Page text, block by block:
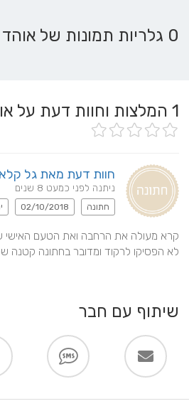
0 גלריות תמונות של אוהד שילר
1 המלצות וחוות דעת על
חוות דעת מאת גל
ניתנה לפני כמעט 8 שנים
חתונה 02/10/2018
לא הפסיקו לרקוד ומדובר בחתונה קטנה של
שיתוף עם חבר